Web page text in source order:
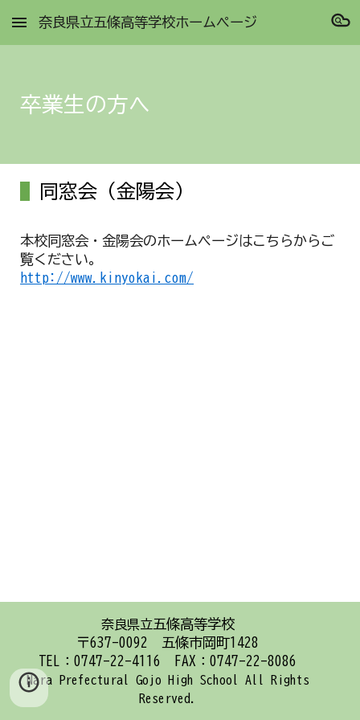
Skip to main content Skip to navigation
奈良県立五條高等学校ホームページ
卒業生の方へ
同窓会（金陽会）
本校同窓会・金陽会のホームページはこちらからご
覧ください。
http://www.kinyokai.com/
奈良県立五條高等学校
〒637-0092 五條市岡町1428
TEL：0747-22-4116 FAX：0747-22-8086
Nara Prefectural Gojo High School All Rights
Reserved.